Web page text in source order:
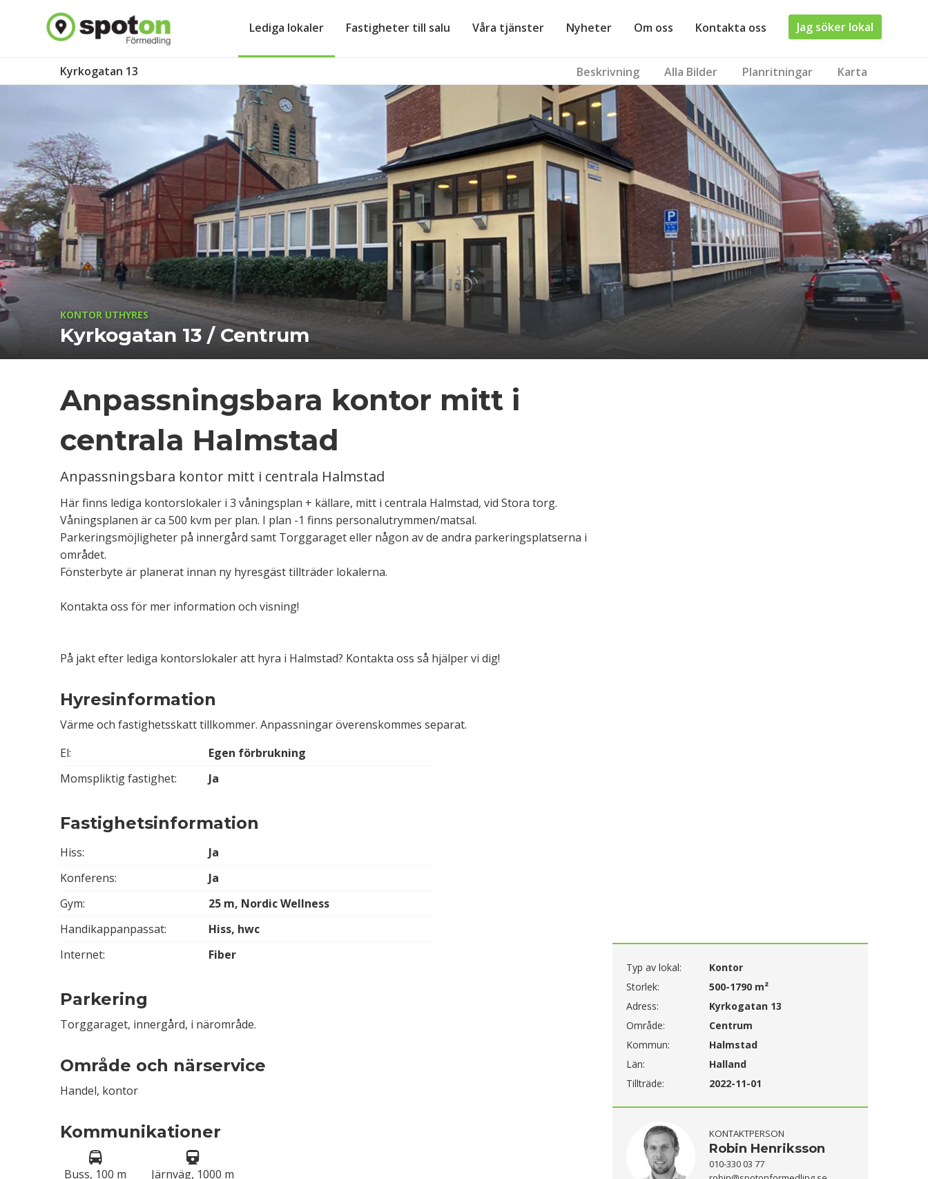
Lediga lokaler Fastigheter till salu Våra tjänster Nyheter Om oss Kontakta oss Jag söker lokal
Kyrkogatan 13 Beskrivning Alla Bilder Planritningar Karta
KONTOR UTHYRES
Kyrkogatan 13 / Centrum
Anpassningsbara kontor mitt i
centrala Halmstad
Anpassningsbara kontor mitt i centrala Halmstad
Här finns lediga kontorslokaler i 3 våningsplan + källare, mitt i centrala Halmstad, vid Stora torg.
Våningsplanen är ca 500 kvm per plan. I plan -1 finns personalutrymmen/matsal.
Parkeringsmöjligheter på innergård samt Torggaraget eller någon av de andra parkeringsplatserna i
området.
Fönsterbyte är planerat innan ny hyresgäst tillträder lokalerna.
Kontakta oss för mer information och visning!
På jakt efter lediga kontorslokaler att hyra i Halmstad? Kontakta oss så hjälper vi dig!
Hyresinformation
Värme och fastighetsskatt tillkommer. Anpassningar överenskommes separat.
El:
Egen förbrukning
Momspliktig fastighet:
Ja
Fastighetsinformation
Hiss:
Ja
Konferens:
Ja
Gym:
25 m, Nordic Wellness
Handikappanpassat:
Hiss, hwc
Internet:
Fiber
Parkering
Torggaraget, innergård, i närområde.
Område och närservice
Handel, kontor
Kommunikationer
Buss, 100 m Järnväg, 1000 m
Typ av lokal:
Kontor
Storlek:
500-1790 m²
Adress:
Kyrkogatan 13
Område:
Centrum
Kommun:
Halmstad
Län:
Halland
Tillträde:
2022-11-01
KONTAKTPERSON
Robin Henriksson
010-330 03 77